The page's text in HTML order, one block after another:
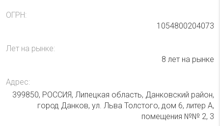
ОГРН:
1054800204073
Лет на рынке:
8 лет на рынке
Адрес:
399850, РОССИЯ, Липецкая область, Данковский район,
город Данков, ул. Льва Толстого, дом 6, литер А,
помещения №№ 2, 3